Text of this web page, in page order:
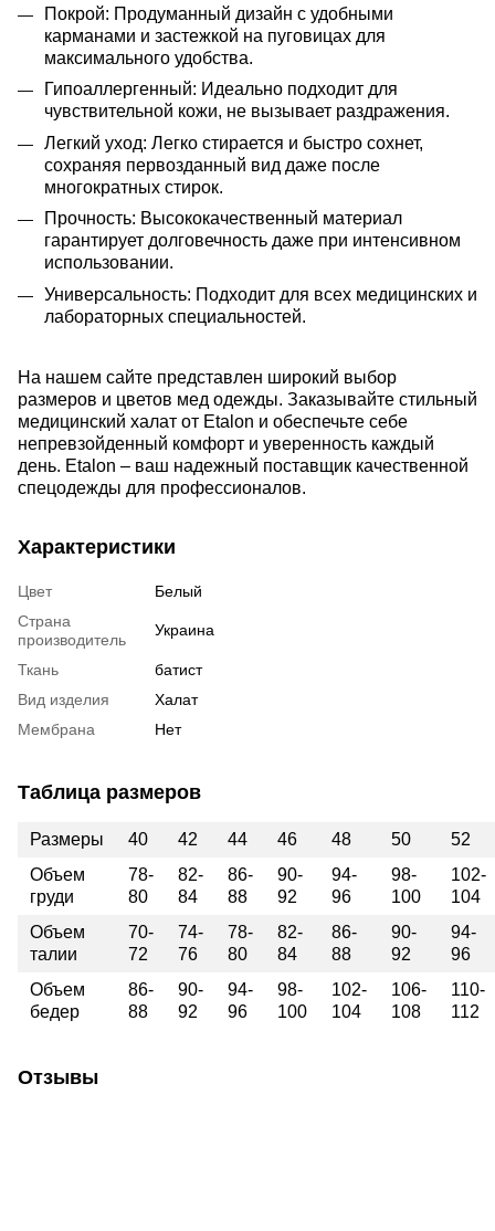
Покрой: Продуманный дизайн с удобными
карманами и застежкой на пуговицах для
максимального удобства.
Гипоаллергенный: Идеально подходит для
чувствительной кожи, не вызывает раздражения.
Легкий уход: Легко стирается и быстро сохнет,
сохраняя первозданный вид даже после
многократных стирок.
Прочность: Высококачественный материал
гарантирует долговечность даже при интенсивном
использовании.
Универсальность: Подходит для всех медицинских и
лабораторных специальностей.
На нашем сайте представлен широкий выбор
размеров и цветов мед одежды. Заказывайте стильный
медицинский халат от Etalon и обеспечьте себе
непревзойденный комфорт и уверенность каждый
день. Etalon – ваш надежный поставщик качественной
спецодежды для профессионалов.
Характеристики
Цвет
Белый
Страна
производитель
Украина
Ткань
батист
Вид изделия
Халат
Мембрана
Нет
Таблица размеров
Размеры 40 42 44 46 48 50
52
Объем
груди
78-
80
82-
84
86-
88
90-
92
94-
96
98-
100
102-
104
Объем
талии
70-
72
74-
76
78-
80
82-
84
86-
88
90-
92
94-
96
Объем
бедер
86-
88
90-
92
94-
96
98-
100
102-
104
106-
108
110-
112
Отзывы